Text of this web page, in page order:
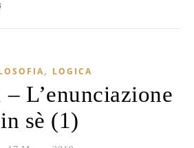
, LOGICA
L’enunciazione
in sè (1)